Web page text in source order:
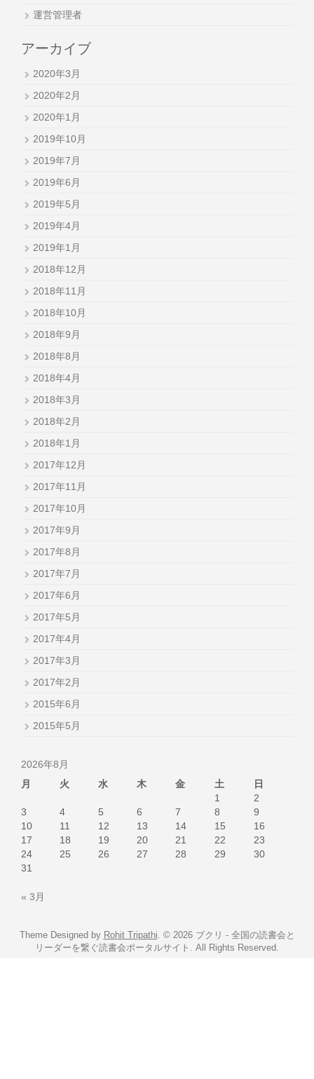
運営管理者
アーカイブ
2020年3月
2020年2月
2020年1月
2019年10月
2019年7月
2019年6月
2019年5月
2019年4月
2019年1月
2018年12月
2018年11月
2018年10月
2018年9月
2018年8月
2018年4月
2018年3月
2018年2月
2018年1月
2017年12月
2017年11月
2017年10月
2017年9月
2017年8月
2017年7月
2017年6月
2017年5月
2017年4月
2017年3月
2017年2月
2015年6月
2015年5月
2026年8月
月
火 水 木 金 土
日
1
2
3
4 5 6 7 8
9
10
11 12 13 14 15
16
17
18 19 20 21 22
23
24
25 26 27 28 29
30
31
« 3月
Theme Designed by Rohit Tripathi. © 2026 ブクリ - 全国の読書会と
リーダーを繋ぐ読書会ポータルサイト. All Rights Reserved.